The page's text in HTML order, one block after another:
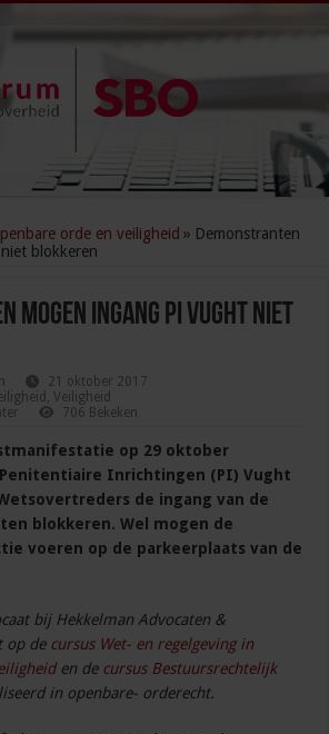
orde en veiligheid » Demonstranten
blokkeren
mogen ingang PI Vught niet
21 oktober 2017
,Veiligheid
706 Bekeken
op 29 oktober
Inrichtingen (PI) Vught
de ingang van de
blokkeren. Wel mogen de
voeren op de parkeerplaats van de
bij Hekkelman Advocaten &
op de cursus Wet- en regelgeving in
en de cursus Bestuursrechtelijk
in openbare- orderecht.